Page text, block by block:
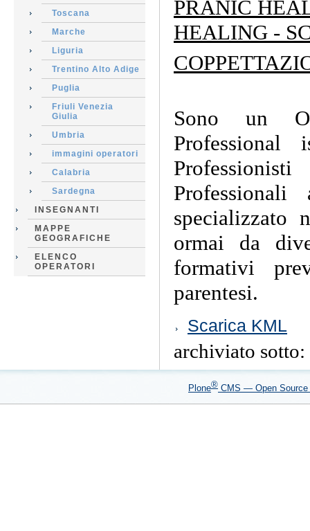
Toscana
Marche
Liguria
Trentino Alto Adige
Puglia
Friuli Venezia
Giulia
Umbria
immagini operatori
Calabria
Sardegna
INSEGNANTI
MAPPE
GEOGRAFICHE
ELENCO
OPERATORI
PRANIC
HEALING -
Sono un
Professional
specializzato
ormai da
formativi
parentesi.
sul
documento
Scarica KML
archiviato sotto:
Plone® CMS — Open Source